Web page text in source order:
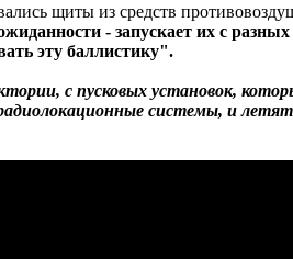
щиты из средств
- запускает их с
эту баллистику".
с пусковых установок,
системы, и